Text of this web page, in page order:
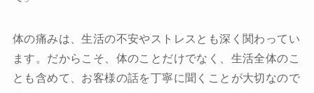
体の痛みは、生活の不安やストレスとも深く関わってい
ます。だからこそ、体のことだけでなく、生活全体のこ
とも含めて、お客様の話を丁寧に聞くことが大切なので